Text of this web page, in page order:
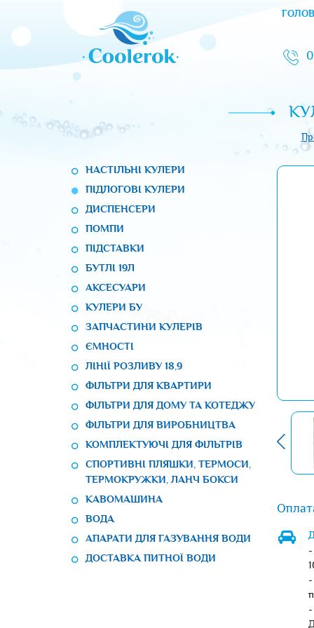
НАСТІЛЬНІ КУЛЕРИ
ПІДЛОГОВІ КУЛЕРИ
ДИСПЕНСЕРИ
ПОМПИ
ПІДСТАВКИ
БУТЛІ 19Л
АКСЕСУАРИ
КУЛЕРИ БУ
ЗАПЧАСТИНИ КУЛЕРІВ
ЄМНОСТІ
ЛІНІЇ РОЗЛИВУ 18,9
ФІЛЬТРИ ДЛЯ КВАРТИРИ
ФІЛЬТРИ ДЛЯ ДОМУ ТА КОТЕДЖУ
ФІЛЬТРИ ДЛЯ ВИРОБНИЦТВА
КОМПЛЕКТУЮЧІ ДЛЯ ФІЛЬТРІВ
СПОРТИВНІ ПЛЯШКИ, ТЕРМОСИ,
ТЕРМОКРУЖКИ, ЛАНЧ БОКСИ
КАВОМАШИНА
ВОДА
АПАРАТИ ДЛЯ ГАЗУВАННЯ ВОДИ
ДОСТАВКА ПИТНОЇ ВОДИ